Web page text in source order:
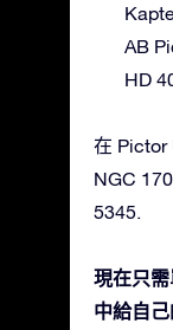
AB
HD
在 Pictor
NGC
5345.
現在只
中給自